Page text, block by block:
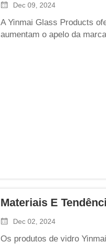
Dec 09, 2024
A Yinmai Glass Products
aumentam o apelo da
Materiais E
Dec 02, 2024
Os produtos de vidro